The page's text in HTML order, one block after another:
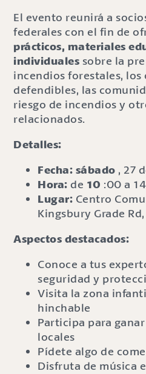
El evento reunirá a
federales con el fin de
prácticos, materiales
individuales sobre la
incendios forestales, los
defendibles, las
riesgo de incendios y
relacionados.
Detalles:
Fecha: sábado , 27
Hora:de 10 :00 a
Lugar: Centro
Kingsbury Grade
Aspectos destacados:
Conoce a tus
seguridad y
Visita la zona
hinchable
Participa para
locales
Pídete algo de
Disfruta de música